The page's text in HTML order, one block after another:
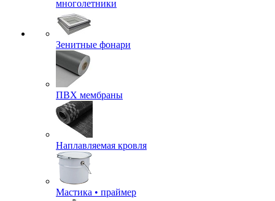
многолетники
Зенитные фонари
ПВХ мембраны
Наплавляемая кровля
Мастика • праймер